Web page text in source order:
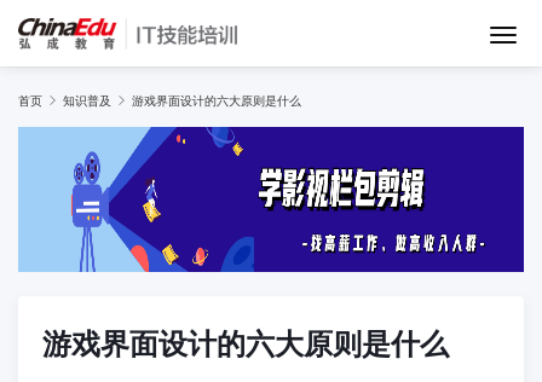
首页
IT培训班
在线网课
教学服务
首页 知识普及 游戏界面设计的六大原则是什么
游戏界面设计的六大原则是什么